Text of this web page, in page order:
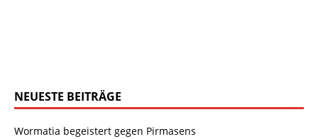
NEUESTE BEITRÄGE
Wormatia begeistert gegen Pirmasens